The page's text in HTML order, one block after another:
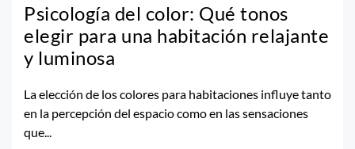
Psicología del color: Qué tonos
elegir para una habitación relajante
y luminosa
La elección de los colores para habitaciones influye tanto
en la percepción del espacio como en las sensaciones
que...